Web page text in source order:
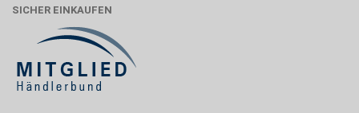
SICHER EINKAUFEN